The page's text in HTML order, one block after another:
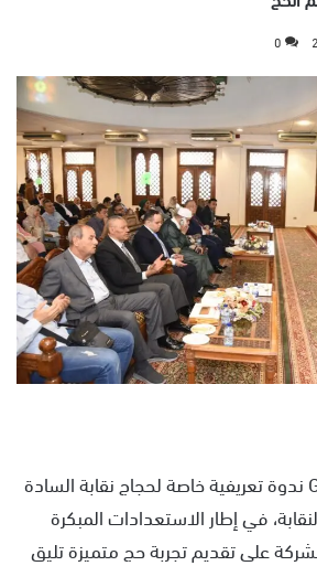
0
نظمت Go Trip Tours ندوة تعريفية خاصة لحجاج نقابة السادة
في إطار الاستعدادات المبكرة
على تقديم تجربة حج متميزة تليق